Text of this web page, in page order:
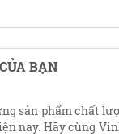
BẠN
sản phẩm chất
nay. Hãy cùng